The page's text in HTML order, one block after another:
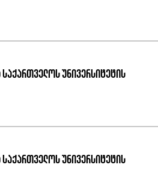
უნივერსიტეტის
უნივერსიტეტის